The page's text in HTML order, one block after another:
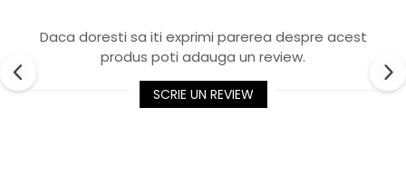
Daca doresti sa iti exprimi parerea despre acest
produs poti adauga un review.
SCRIE UN REVIEW